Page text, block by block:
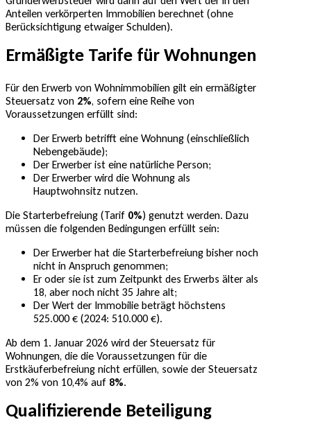
Anteilen verkörperten Immobilien berechnet (ohne
Berücksichtigung etwaiger Schulden).
Ermäßigte Tarife für Wohnungen
Für den Erwerb von Wohnimmobilien gilt ein ermäßigter
Steuersatz von 2%, sofern eine Reihe von
Voraussetzungen erfüllt sind:
Der Erwerb betrifft eine Wohnung (einschließlich
Nebengebäude);
Der Erwerber ist eine natürliche Person;
Der Erwerber wird die Wohnung als
Hauptwohnsitz nutzen.
Die Starterbefreiung (Tarif 0%) genutzt werden. Dazu
müssen die folgenden Bedingungen erfüllt sein:
Der Erwerber hat die Starterbefreiung bisher noch
nicht in Anspruch genommen;
Er oder sie ist zum Zeitpunkt des Erwerbs älter als
18, aber noch nicht 35 Jahre alt;
Der Wert der Immobilie beträgt höchstens
525.000 € (2024: 510.000 €).
Ab dem 1. Januar 2026 wird der Steuersatz für
Wohnungen, die die Voraussetzungen für die
Erstkäuferbefreiung nicht erfüllen, sowie der Steuersatz
von 2% von 10,4% auf 8%.
Qualifizierende Beteiligung